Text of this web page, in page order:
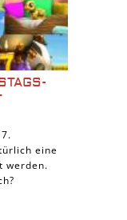
eine
werden.